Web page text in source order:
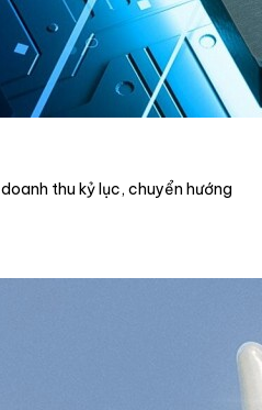
thu kỷ lục, chuyển hướng